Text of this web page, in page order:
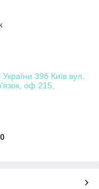
39б Київ вул.
оф 215,